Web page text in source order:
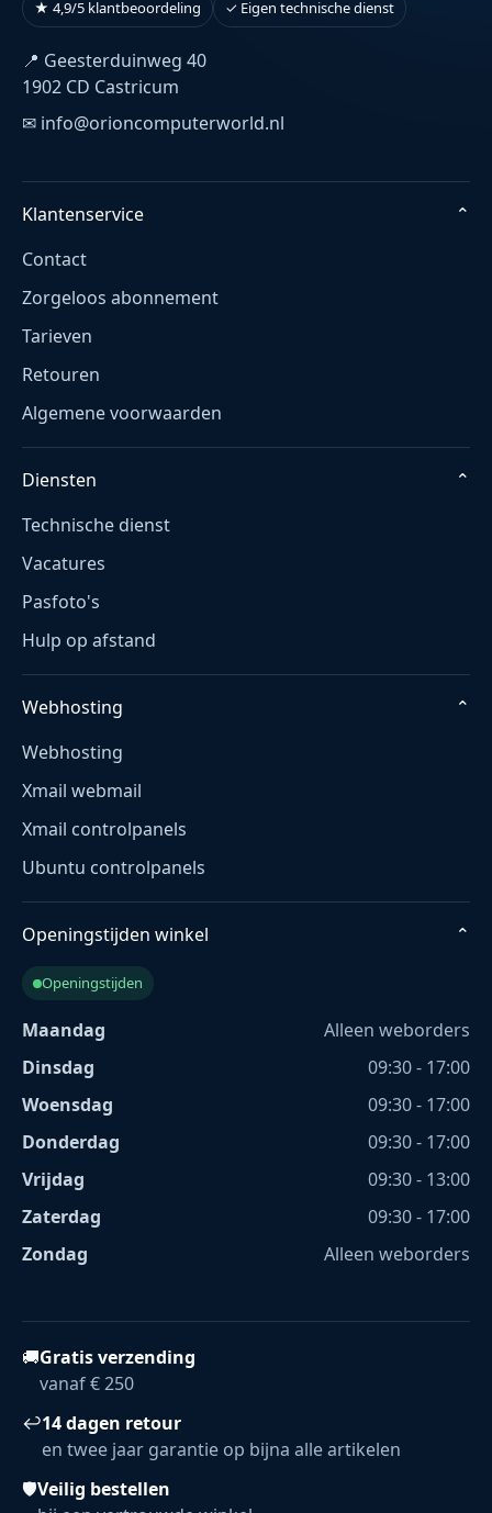
★ 4,9/5 klantbeoordeling ✓ Eigen technische dienst
📍 Geesterduinweg 40
1902 CD Castricum
✉ info@orioncomputerworld.nl
Klantenservice
⌄
Contact
Zorgeloos abonnement
Tarieven
Retouren
Algemene voorwaarden
Diensten
⌄
Technische dienst
Vacatures
Pasfoto's
Hulp op afstand
Webhosting
⌄
Webhosting
Xmail webmail
Xmail controlpanels
Ubuntu controlpanels
Openingstijden winkel ⌄
Openingstijden
Maandag
Alleen weborders
Dinsdag
09:30 - 17:00
Woensdag
09:30 - 17:00
Donderdag
09:30 - 17:00
Vrijdag
09:30 - 13:00
Zaterdag
09:30 - 17:00
Zondag
Alleen weborders
🚚Gratis verzending
vanaf € 250
↩14 dagen retour
en twee jaar garantie op bijna alle artikelen
🛡Veilig bestellen